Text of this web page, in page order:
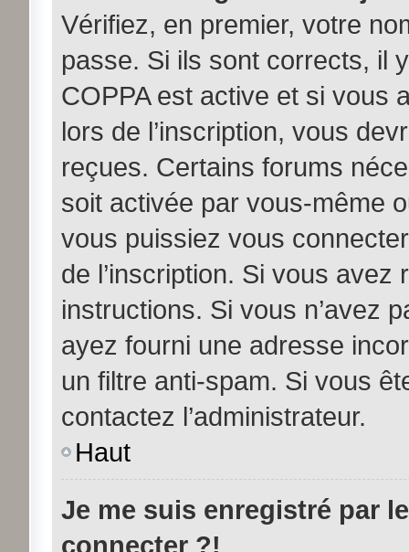
Vérifiez, en premier, votre
passe. Si ils sont corrects, il
COPPA est active et si vous
lors de l’inscription, vous
reçues. Certains forums
soit activée par vous-même
vous puissiez vous
de l’inscription. Si vous
instructions. Si vous n’avez
ayez fourni une adresse
un filtre anti-spam. Si vous
contactez l’administrateur.
Haut
Je me suis enregistré par
connecter ?!